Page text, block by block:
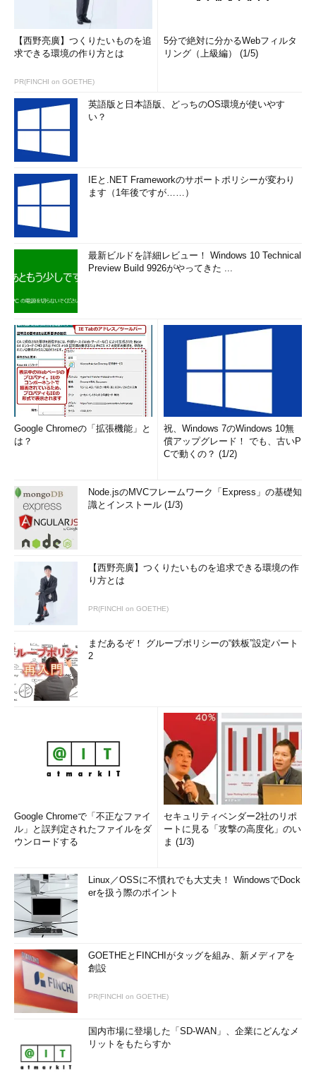
【西野亮廣】つくりたいものを追
求できる環境の作り方とは
PR(FINCHI on GOETHE)
5分で絶対に分かるWebフィルタ
リング（上級編） (1/5)
英語版と日本語版、どっちのOS環境が使いやす
い？
IEと.NET Frameworkのサポートポリシーが変わり
ます（1年後ですが……）
最新ビルドを詳細レビュー！ Windows 10 Technical
Preview Build 9926がやってきた ...
Google Chromeの「拡張機能」と
は？
祝、Windows 7のWindows 10無
償アップグレード！ でも、古いP
Cで動くの？ (1/2)
Node.jsのMVCフレームワーク「Express」の基礎知
識とインストール (1/3)
【西野亮廣】つくりたいものを追求できる環境の作
り方とは
PR(FINCHI on GOETHE)
まだあるぞ！ グループポリシーの“鉄板”設定パート
2
Google Chromeで「不正なファイ
ル」と誤判定されたファイルをダ
ウンロードする
セキュリティベンダー2社のリポ
ートに見る「攻撃の高度化」のい
ま (1/3)
Linux／OSSに不慣れでも大丈夫！ WindowsでDock
erを扱う際のポイント
GOETHEとFINCHIがタッグを組み、新メディアを
創設
PR(FINCHI on GOETHE)
国内市場に登場した「SD-WAN」、企業にどんなメ
リットをもたらすか